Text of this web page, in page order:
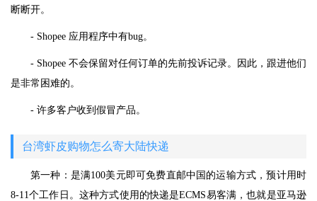
断断开。
- Shopee 应用程序中有bug。
- Shopee 不会保留对任何订单的先前投诉记录。因此，跟进他们
是非常困难的。
- 许多客户收到假冒产品。
台湾虾皮购物怎么寄大陆快递
第一种：是满100美元即可免费直邮中国的运输方式，预计用时
8-11个工作日。这种方式使用的快递是ECMS易客满，也就是亚马逊